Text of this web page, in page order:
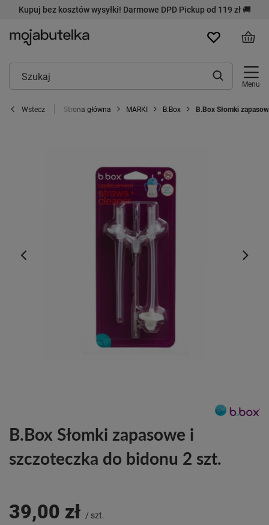
Kupuj bez kosztów wysyłki! Darmowe DPD Pickup od 119 zł 🚚
Menu
Wstecz Strona główna MARKI B.Box B.Box Słomki
B.Box Słomki zapasowe i
szczoteczka do bidonu 2 szt.
39,00 zł / szt.